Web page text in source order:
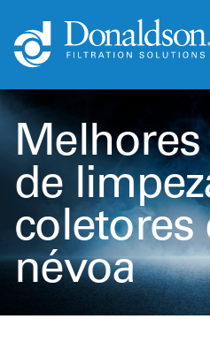
de
coletores
névoa